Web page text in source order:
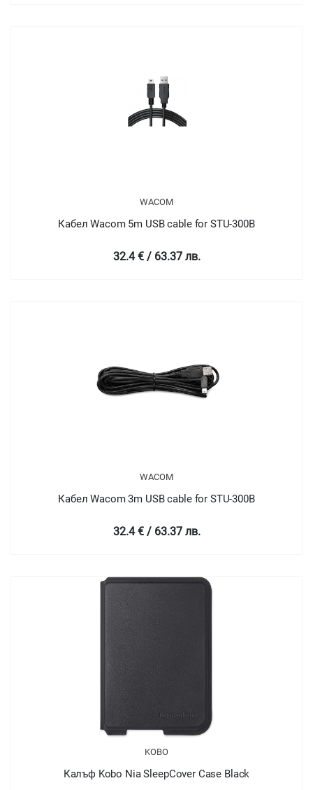
WACOM
Кабел Wacom 5m USB cable for STU-300B
32.4 € / 63.37 лв.
WACOM
Кабел Wacom 3m USB cable for STU-300B
32.4 € / 63.37 лв.
KOBO
Калъф Kobo Nia SleepCover Case Black